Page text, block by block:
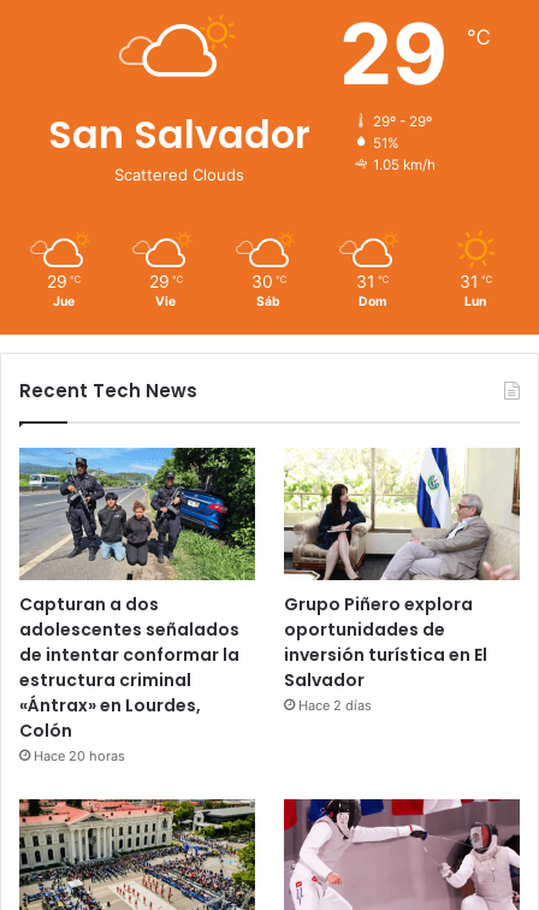
San Salvador
Scattered Clouds
29 ℃
29º - 29º
51%
1.05 km/h
29 ℃
Jue
29 ℃
Vie
30 ℃
Sáb
31 ℃
Dom
31 ℃
Lun
Recent Tech News
Capturan a dos
adolescentes señalados
de intentar conformar la
estructura criminal
«Ántrax» en Lourdes,
Colón
Hace 20 horas
Grupo Piñero explora
oportunidades de
inversión turística en El
Salvador
Hace 2 días